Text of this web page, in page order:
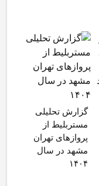
گزارش تحلیلی
مستربلیط از
پروازهای تهران
مشهد در سال
۱۴۰۴